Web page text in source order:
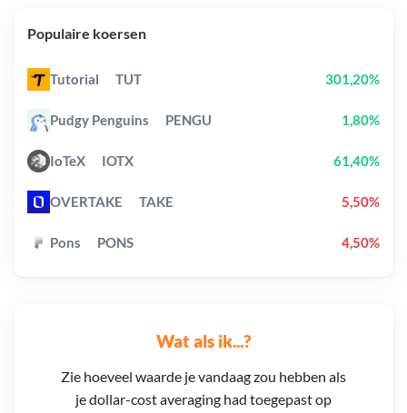
Wat als ik...?
Zie hoeveel waarde je vandaag zou hebben als
je dollar-cost averaging had toegepast op
Populaire koersen
Tutorial TUT 301,20%
Pudgy Penguins PENGU 1,80%
IoTeX IOTX 61,40%
OVERTAKE TAKE 5,50%
Pons PONS 4,50%